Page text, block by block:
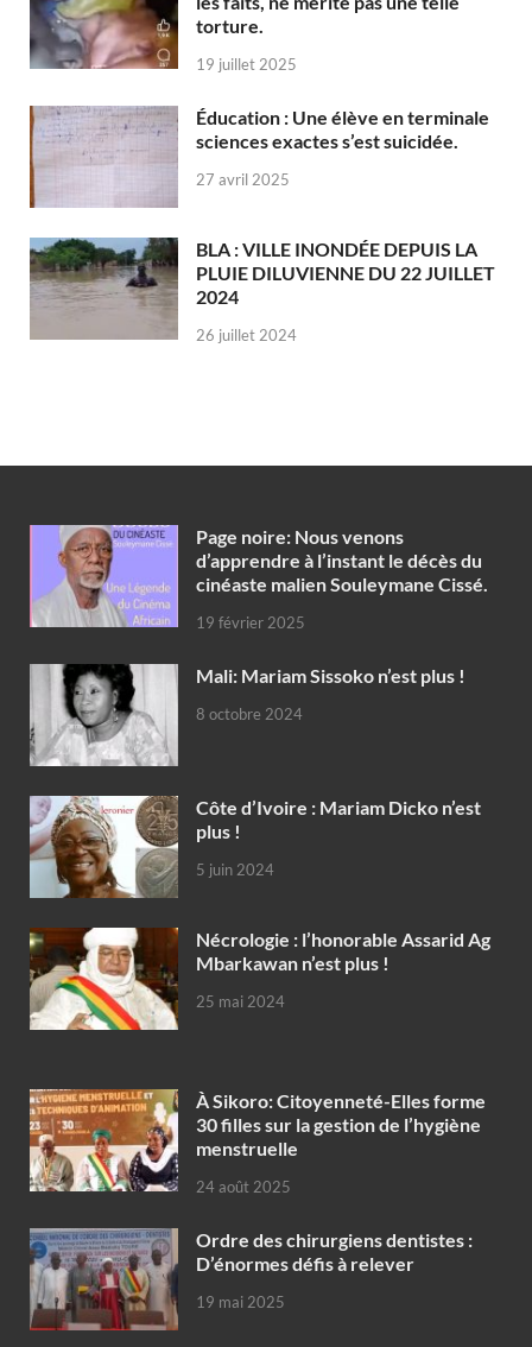
torture.
19 juillet 2025
Éducation : Une élève en terminale
sciences exactes s’est suicidée.
27 avril 2025
BLA : VILLE INONDÉE DEPUIS LA
PLUIE DILUVIENNE DU 22 JUILLET
2024
26 juillet 2024
Page noire: Nous venons
d’apprendre à l’instant le décès du
cinéaste malien Souleymane Cissé.
19 février 2025
Mali: Mariam Sissoko n’est plus !
8 octobre 2024
Côte d’Ivoire : Mariam Dicko n’est
plus !
5 juin 2024
Nécrologie : l’honorable Assarid Ag
Mbarkawan n’est plus !
25 mai 2024
À Sikoro: Citoyenneté-Elles forme
30 filles sur la gestion de l’hygiène
menstruelle
24 août 2025
Ordre des chirurgiens dentistes :
D’énormes défis à relever
19 mai 2025